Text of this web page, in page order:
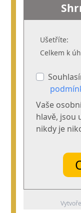
Ušetříte:
Celkem k
Vaše
hlavě, jsou
nikdy je